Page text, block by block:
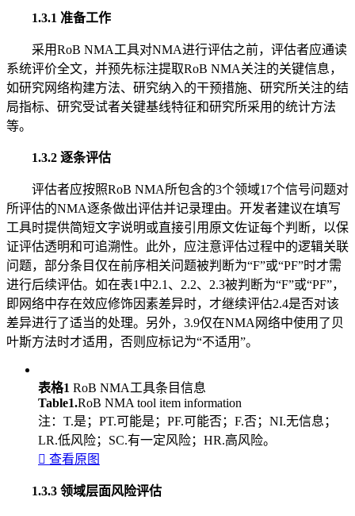
1.3.1 准备工作
采用RoB NMA工具对NMA进行评估之前，评估者应通读
系统评价全文，并预先标注提取RoB NMA关注的关键信息，
如研究网络构建方法、研究纳入的干预措施、研究所关注的结
局指标、研究受试者关键基线特征和研究所采用的统计方法
等。
1.3.2 逐条评估
评估者应按照RoB NMA所包含的3个领域17个信号问题对
所评估的NMA逐条做出评估并记录理由。开发者建议在填写
工具时提供简短文字说明或直接引用原文佐证每个判断，以保
证评估透明和可追溯性。此外，应注意评估过程中的逻辑关联
问题，部分条目仅在前序相关问题被判断为“F”或“PF”时才需
进行后续评估。如在表1中2.1、2.2、2.3被判断为“F”或“PF”，
即网络中存在效应修饰因素差异时，才继续评估2.4是否对该
差异进行了适当的处理。另外，3.9仅在NMA网络中使用了贝
叶斯方法时才适用，否则应标记为“不适用”。
表格1 RoB NMA工具条目信息
Table1.RoB NMA tool item information
注：T.是；PT.可能是；PF.可能否；F.否；NI.无信息；
LR.低风险；SC.有一定风险；HR.高风险。
 查看原图
1.3.3 领域层面风险评估